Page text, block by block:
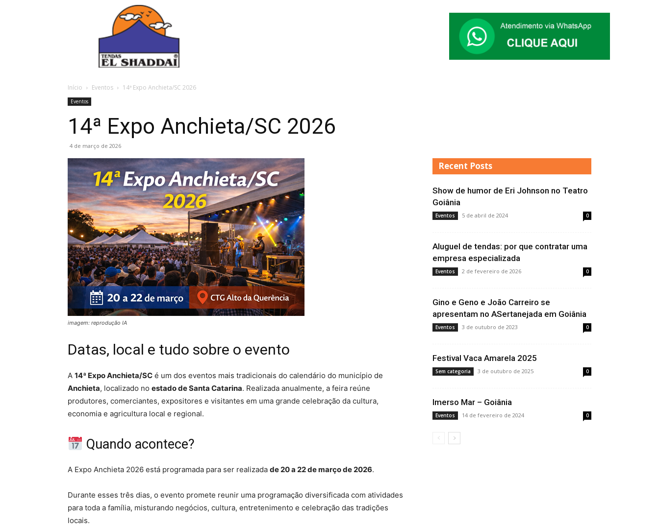
Início Eventos 14ª Expo Anchieta/SC 2026
Eventos
14ª Expo Anchieta/SC 2026
4 de março de 2026
imagem: reprodução IA
Datas, local e tudo sobre o evento
A 14ª Expo Anchieta/SC é um dos eventos mais tradicionais do calendário do município de
Anchieta, localizado no estado de Santa Catarina. Realizada anualmente, a feira reúne
produtores, comerciantes, expositores e visitantes em uma grande celebração da cultura,
economia e agricultura local e regional.
Quando acontece?
A Expo Anchieta 2026 está programada para ser realizada de 20 a 22 de março de 2026.
Durante esses três dias, o evento promete reunir uma programação diversificada com atividades
para toda a família, misturando negócios, cultura, entretenimento e celebração das tradições
locais.
Recent Posts
Show de humor de Eri Johnson no Teatro
Goiânia
Eventos 5 de abril de 2024 0
Aluguel de tendas: por que contratar uma
empresa especializada
Eventos 2 de fevereiro de 2026 0
Gino e Geno e João Carreiro se
apresentam no ASertanejada em Goiânia
Eventos 3 de outubro de 2023 0
Festival Vaca Amarela 2025
Sem categoria 3 de outubro de 2025 0
Imerso Mar – Goiânia
Eventos 14 de fevereiro de 2024 0